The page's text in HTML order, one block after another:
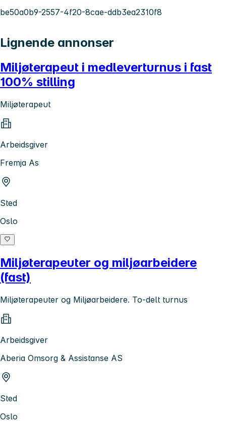
be50a0b9-2557-4f20-8cae-ddb3ea2310f8
Lignende annonser
Miljøterapeut i medleverturnus i fast
100% stilling
Miljøterapeut
Arbeidsgiver
Fremja As
Sted
Oslo
Miljøterapeuter og miljøarbeidere
(fast)
Miljøterapeuter og Miljøarbeidere. To-delt turnus
Arbeidsgiver
Aberia Omsorg & Assistanse AS
Sted
Oslo